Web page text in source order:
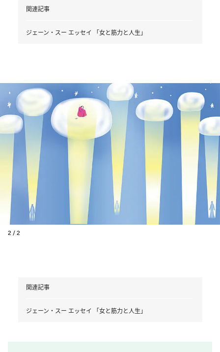
関連記事
ジェーン・スー エッセイ 「女と筋力と人生」
2 / 2
関連記事
ジェーン・スー エッセイ 「女と筋力と人生」